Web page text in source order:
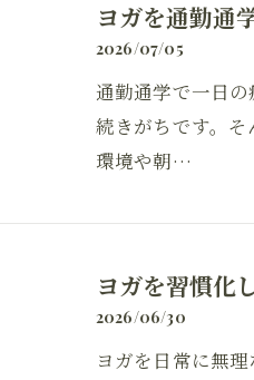
ヨガを通勤通
2026/07/05
通勤通学で一日
続きがちです。
環境や朝…
ヨガを習慣化
2026/06/30
ヨガを日常に無